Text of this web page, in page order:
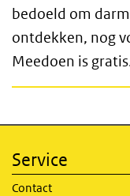
bedoeld om
ontdekken, nog
Meedoen is
Service
Contact